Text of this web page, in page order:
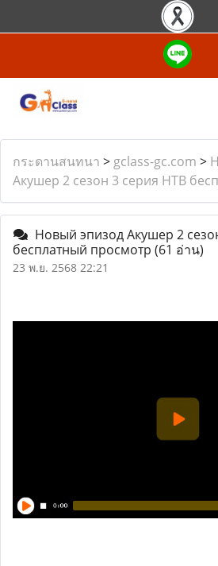
กระดานสนทนา > gclass-gc.com >
Акушер 2 сезон 3 серия НТВ
Новый эпизод Акушер 2
бесплатный просмотр (61 อ่าน)
23 พ.ย. 2568 22:21